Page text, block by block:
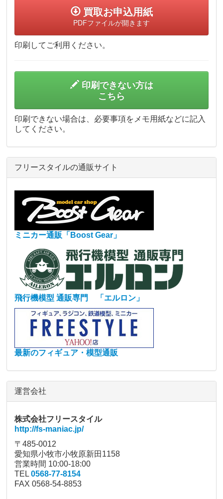
買取お申込用紙
PDFファイルが開きます
印刷してご利用ください。
印刷できない方は
こちら
印刷できない場合は、必要事項をメモ用紙などに記入
してください。
フリースタイルの通販サイト
ミニカー通販「Boost Gear」
飛行機模型 通販専門 「エルロン」
最新のフィギュア・模型通販
運営会社
株式会社フリースタイル
http://fs-maniac.jp/
〒485-0012
愛知県小牧市小牧原新田1158
営業時間 10:00-18:00
TEL0568-77-8154
FAX 0568-54-8853